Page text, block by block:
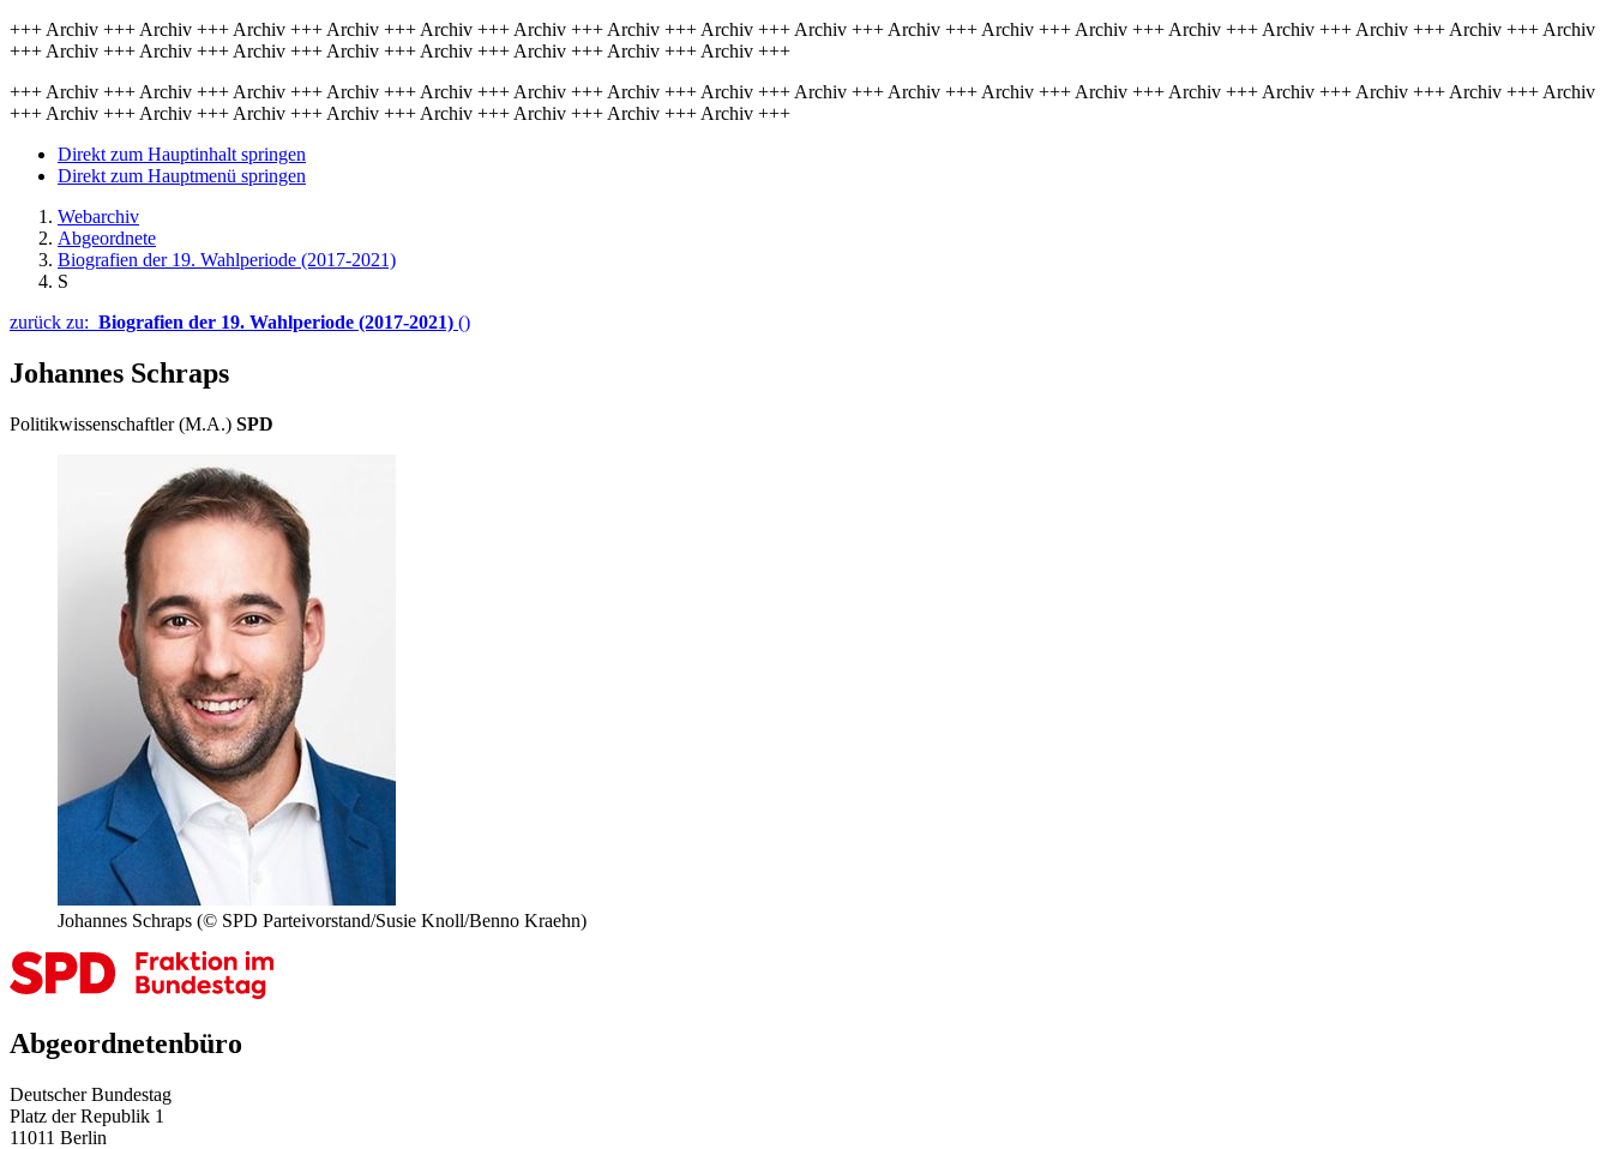
+++ Archiv +++ Archiv +++ Archiv +++ Archiv +++ Archiv +++ Archiv +++ Archiv +++ Archiv +++ Archiv +++ Archiv +++ Archiv +++ Archiv +++ Archiv +++ Archiv +++ Archiv +++ Archiv +++ Archiv
+++ Archiv +++ Archiv +++ Archiv +++ Archiv +++ Archiv +++ Archiv +++ Archiv +++ Archiv +++
+++ Archiv +++ Archiv +++ Archiv +++ Archiv +++ Archiv +++ Archiv +++ Archiv +++ Archiv +++ Archiv +++ Archiv +++ Archiv +++ Archiv +++ Archiv +++ Archiv +++ Archiv +++ Archiv +++ Archiv
+++ Archiv +++ Archiv +++ Archiv +++ Archiv +++ Archiv +++ Archiv +++ Archiv +++ Archiv +++
Direkt zum Hauptinhalt springen
Direkt zum Hauptmenü springen
Webarchiv
Abgeordnete
Biografien der 19. Wahlperiode (2017-2021)
S
zurück zu: Biografien der 19. Wahlperiode (2017-2021) ()
Johannes Schraps
Politikwissenschaftler (M.A.) SPD
Johannes Schraps (© SPD Parteivorstand/Susie Knoll/Benno Kraehn)
Abgeordnetenbüro
Deutscher Bundestag
Platz der Republik 1
11011 Berlin